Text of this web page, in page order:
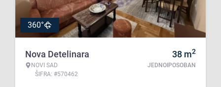
360°
Nova Detelinara
NOVI SAD
ŠIFRA: #570462
38 m2
JEDNOIPOSOBAN